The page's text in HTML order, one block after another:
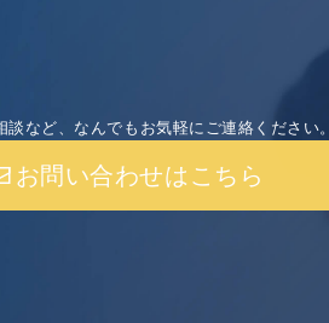
談など、なんでもお気軽にご連絡ください。
お問い合わせはこちら